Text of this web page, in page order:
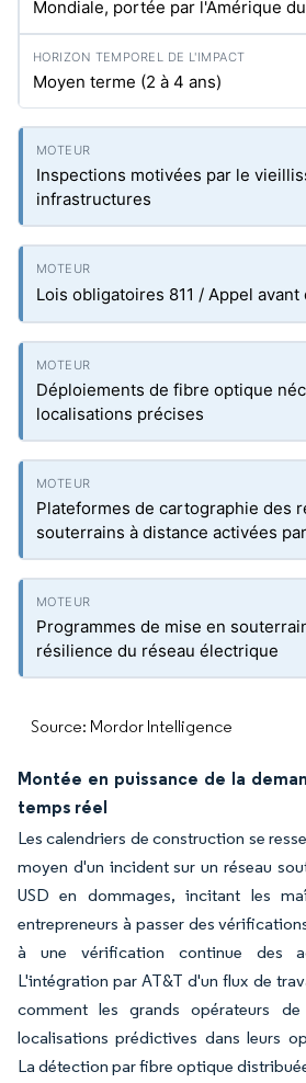
Mondiale, portée par l'Amérique
Moyen terme (2 à 4 ans)
Inspections motivées par le
infrastructures
Lois obligatoires 811 / Appel
Déploiements de fibre optique
localisations précises
Plateformes de cartographie des
souterrains à distance activées
Programmes de mise en
résilience du réseau électrique
Source: Mordor Intelligence
Montée en puissance de la
temps réel
Les calendriers de construction se
moyen d'un incident sur un réseau
USD en dommages, incitant les
entrepreneurs à passer des
à une vérification continue des
L'intégration par AT&T d'un flux de
comment les grands opérateurs
localisations prédictives dans leurs
La détection par fibre optique